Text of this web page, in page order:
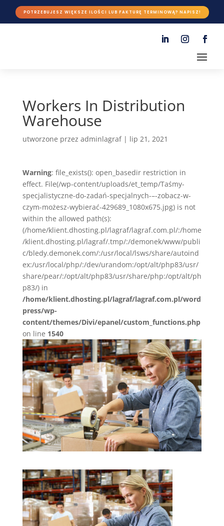
POTRZEBUJESZ WIĘKSZE ILOŚCI LUB FAKTURĘ TERMINOWĄ? NAPISZ!
Workers In Distribution
Warehouse
utworzone przez adminlagraf| lip 21, 2021
Warning: file_exists(): open_basedir restriction in
effect. File(/wp-content/uploads/et_temp/Taśmy-
specjalistyczne-do-zadań-specjalnych-–-zobacz-w-
czym-możesz-wybierać-429689_1080x675.jpg) is not
within the allowed path(s):
(/home/klient.dhosting.pl/lagraf/lagraf.com.pl/:/home
/klient.dhosting.pl/lagraf/.tmp/:/demonek/www/publi
c/bledy.demonek.com/:/usr/local/lsws/share/autoind
ex:/usr/local/php/:/dev/urandom:/opt/alt/php83/usr/
share/pear/:/opt/alt/php83/usr/share/php:/opt/alt/ph
p83/) in
/home/klient.dhosting.pl/lagraf/lagraf.com.pl/word
press/wp-
content/themes/Divi/epanel/custom_functions.php
on line 1540